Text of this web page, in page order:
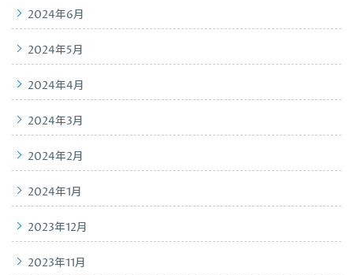
2024年6月
2024年5月
2024年4月
2024年3月
2024年2月
2024年1月
2023年12月
2023年11月